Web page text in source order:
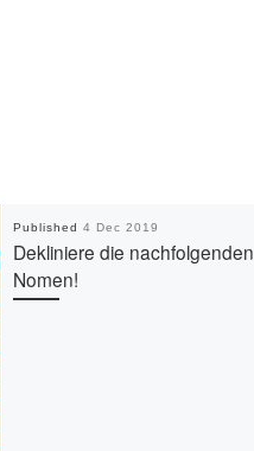
Published 4 Dec 2019
Dekliniere die nachfolgenden
Nomen!